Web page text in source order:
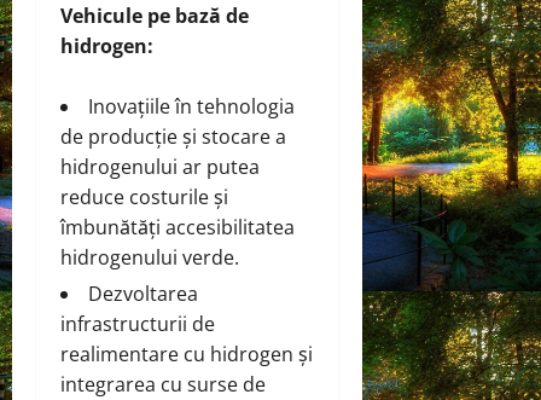
Vehicule pe bază de
hidrogen:
Inovațiile în tehnologia
de producție și stocare a
hidrogenului ar putea
reduce costurile și
îmbunătăți accesibilitatea
hidrogenului verde.
Dezvoltarea
infrastructurii de
realimentare cu hidrogen și
integrarea cu surse de